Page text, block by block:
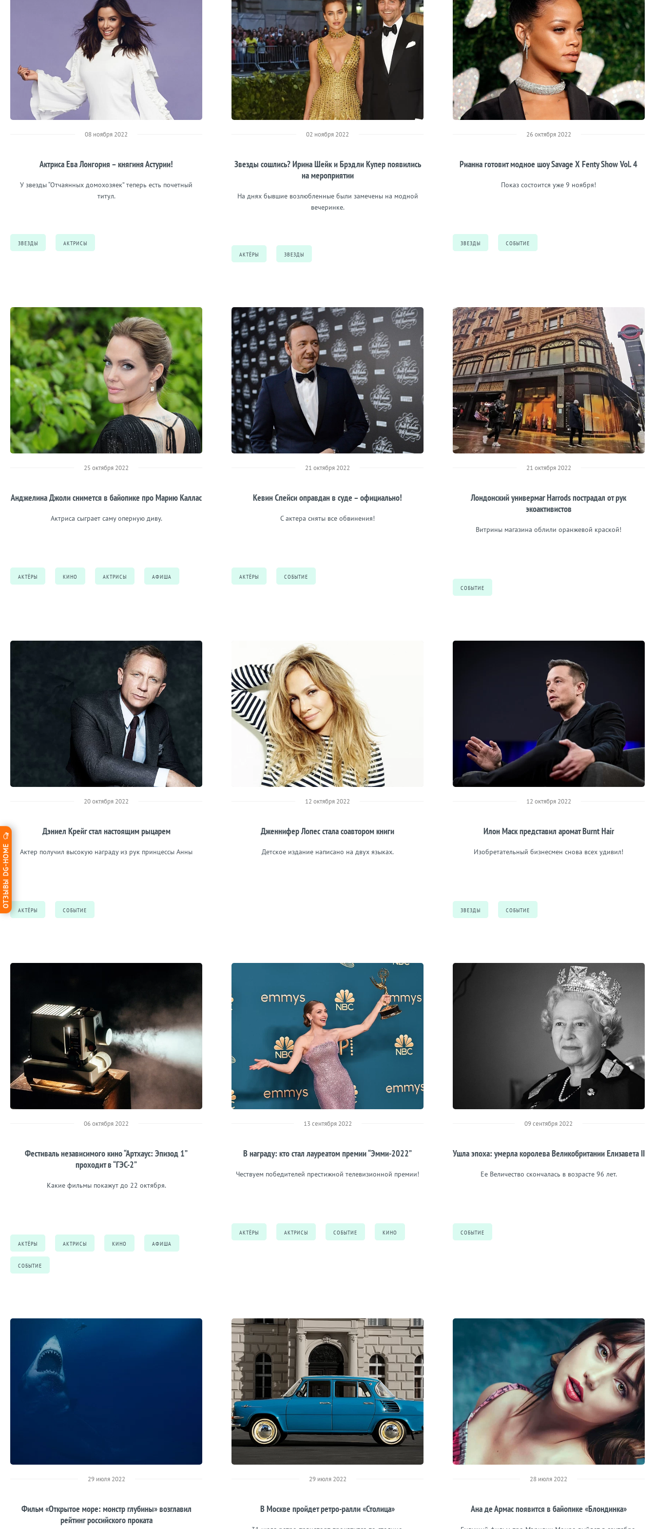
ОТЗЫВЫ DG-HOME
08 ноября 2022
Актриса Ева Лонгория – княгиня Астурии!
У звезды “Отчаянных домохозяек” теперь есть почетный
титул.
ЗВЕЗДЫ АКТРИСЫ
02 ноября 2022
Звезды сошлись? Ирина Шейк и Брэдли Купер появились
на мероприятии
На днях бывшие возлюбленные были замечены на модной
вечеринке.
АКТЁРЫ ЗВЕЗДЫ
26 октября 2022
Рианна готовит модное шоу Savage X Fenty Show Vol. 4
Показ состоится уже 9 ноября!
ЗВЕЗДЫ СОБЫТИЕ
25 октября 2022
Анджелина Джоли снимется в байопике про Марию Каллас
Актриса сыграет саму оперную диву.
АКТЁРЫ КИНО АКТРИСЫ АФИША
21 октября 2022
Кевин Спейси оправдан в суде – официально!
С актера сняты все обвинения!
АКТЁРЫ СОБЫТИЕ
21 октября 2022
Лондонский универмаг Harrods пострадал от рук
экоактивистов
Витрины магазина облили оранжевой краской!
СОБЫТИЕ
20 октября 2022
Дэниел Крейг стал настоящим рыцарем
Актер получил высокую награду из рук принцессы Анны
АКТЁРЫ СОБЫТИЕ
12 октября 2022
Дженнифер Лопес стала соавтором книги
Детское издание написано на двух языках.
12 октября 2022
Илон Маск представил аромат Burnt Hair
Изобретательный бизнесмен снова всех удивил!
ЗВЕЗДЫ СОБЫТИЕ
06 октября 2022
Фестиваль независимого кино “Артхаус: Эпизод 1”
проходит в “ГЭС-2”
Какие фильмы покажут до 22 октября.
АКТЁРЫ АКТРИСЫ КИНО АФИША
СОБЫТИЕ
13 сентября 2022
В награду: кто стал лауреатом премии “Эмми-2022”
Чествуем победителей престижной телевизионной премии!
АКТЁРЫ АКТРИСЫ СОБЫТИЕ КИНО
09 сентября 2022
Ушла эпоха: умерла королева Великобритании Елизавета II
Ее Величество скончалась в возрасте 96 лет.
СОБЫТИЕ
29 июля 2022
Фильм «Открытое море: монстр глубины» возглавил
рейтинг российского проката
29 июля 2022
В Москве пройдет ретро-ралли «Столица»
28 июля 2022
Ана де Армас появится в байопике «Блондинка»